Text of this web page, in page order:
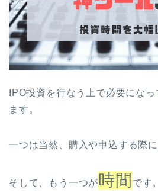
IPO投資を行なう上で必要にな
ます。
一つは当然、購入や申込する際に
そして、もう一つが時間 です。